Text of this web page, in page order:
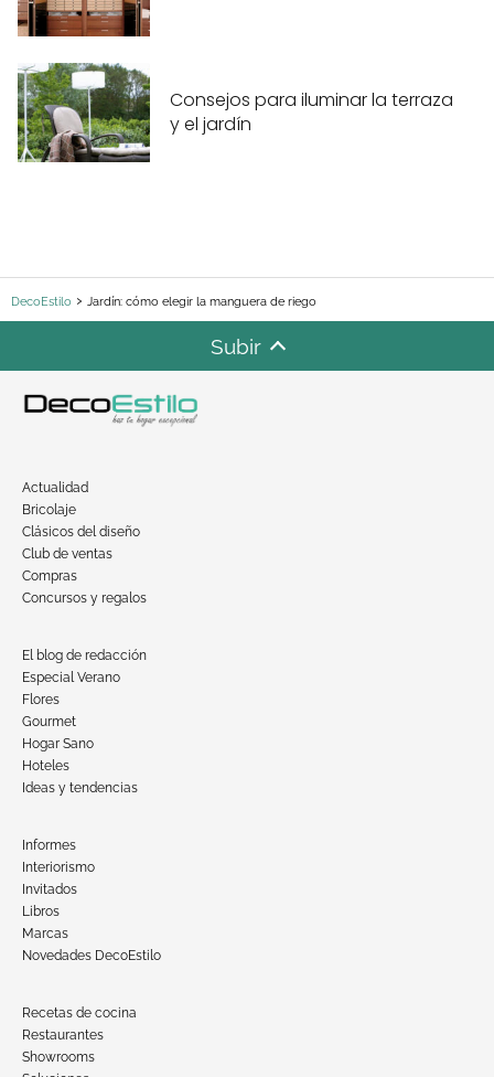
Consejos para iluminar la terraza
y el jardín
DecoEstilo Jardín: cómo elegir la manguera de riego
Subir
Actualidad
Bricolaje
Clásicos del diseño
Club de ventas
Compras
Concursos y regalos
El blog de redacción
Especial Verano
Flores
Gourmet
Hogar Sano
Hoteles
Ideas y tendencias
Informes
Interiorismo
Invitados
Libros
Marcas
Novedades DecoEstilo
Recetas de cocina
Restaurantes
Showrooms